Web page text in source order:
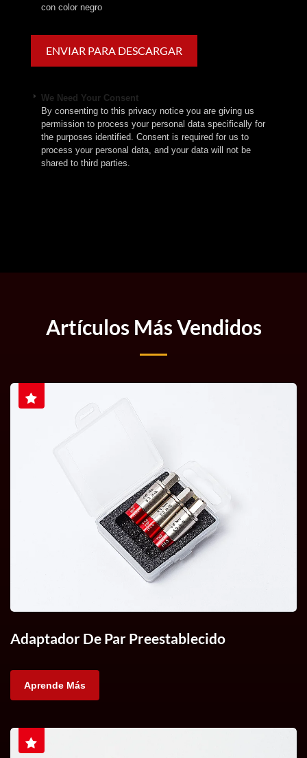
con color negro
We Need Your Consent
By consenting to this privacy notice you are giving us
permission to process your personal data specifically for
the purposes identified. Consent is required for us to
process your personal data, and your data will not be
shared to third parties.
Artículos Más Vendidos
Adaptador De Par Preestablecido
Aprende Más